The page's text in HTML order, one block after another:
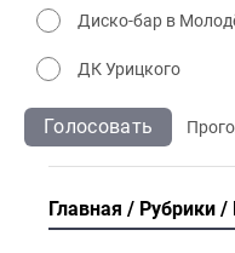
Диско-бар в
ДК Урицкого
Голосовать
Главная Рубрики